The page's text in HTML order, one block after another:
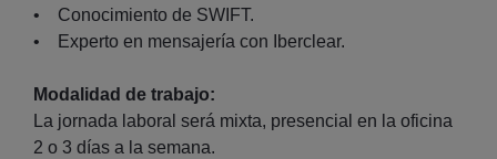
• Conocimiento de SWIFT.
• Experto en mensajería con Iberclear.
Modalidad de trabajo:
La jornada laboral será mixta, presencial en la oficina
2 o 3 días a la semana.